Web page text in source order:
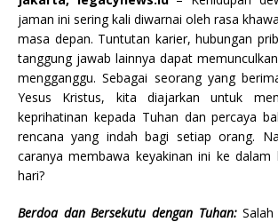
jaman ini sering kali diwarnai oleh rasa
masa depan. Tuntutan karier, hubungan
tanggung jawab lainnya dapat
mengganggu. Sebagai seorang yang
Yesus Kristus, kita diajarkan untuk
keprihatinan kepada Tuhan dan percaya
rencana yang indah bagi setiap orang.
caranya membawa keyakinan ini ke dalam
hari?
Berdoa dan Bersekutu dengan Tuhan:Salah